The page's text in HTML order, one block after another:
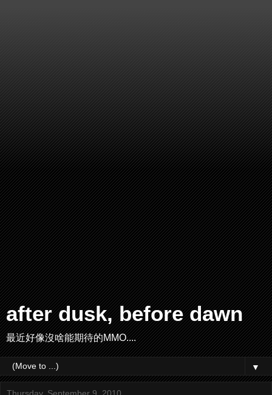
after dusk, before dawn
最近好像沒啥能期待的MMO....
▼